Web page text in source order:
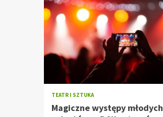
TEATR I SZTUKA
Magiczne występy młodych